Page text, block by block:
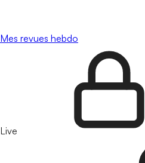
Mes revues hebdo
Live